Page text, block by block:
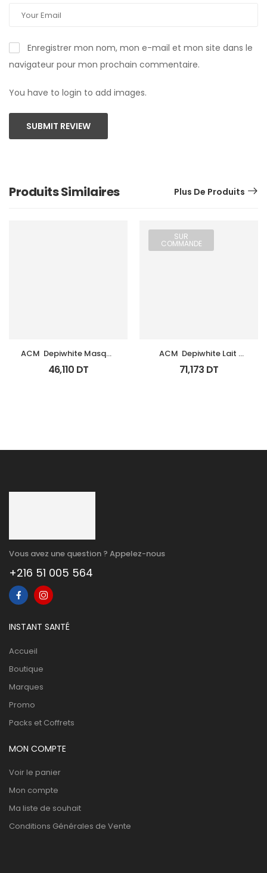
Enregistrer mon nom, mon e-mail et mon site dans le
navigateur pour mon prochain commentaire.
You have to login to add images.
SUBMIT REVIEW
Produits Similaires Plus De Produits
ACM  Depiwhite Masque
Tb 40Ml
46,110 DT
SUR
COMMANDE
ACM  Depiwhite Lait
Corporel Eclaircissant
200Ml
71,173 DT
Vous avez une question ? Appelez-nous
+216 51 005 564
INSTANT SANTÉ
Accueil
Boutique
Marques
Promo
Packs et Coffrets
MON COMPTE
Voir le panier
Mon compte
Ma liste de souhait
Conditions Générales de Vente